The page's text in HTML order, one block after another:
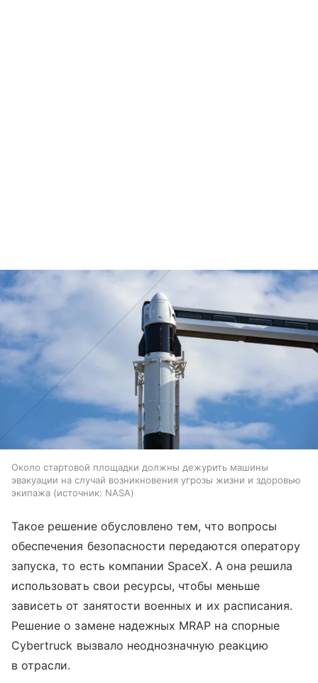
Около стартовой площадки должны дежурить машины
эвакуации на случай возникновения угрозы жизни и здоровью
экипажа
источник: NASA
Такое решение обусловлено тем, что вопросы
обеспечения безопасности передаются оператору
запуска, то есть компании SpaceX. А она решила
использовать свои ресурсы, чтобы меньше
зависеть от занятости военных и их расписания.
Решение о замене надежных MRAP на спорные
Cybertruck вызвало неоднозначную реакцию
в отрасли.